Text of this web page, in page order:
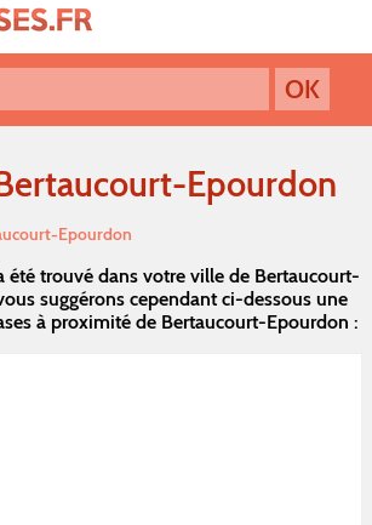
Epourdon
Epourdon
été trouvé dans votre ville de Bertaucourt-
suggérons cependant ci-dessous une
à proximité de Bertaucourt-Epourdon :